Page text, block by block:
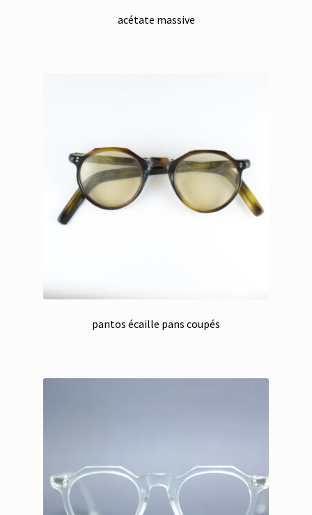
acétate massive
pantos écaille pans coupés